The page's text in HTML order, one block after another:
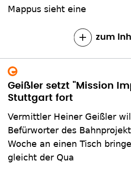
Mappus sieht eine
zum
Geißler setzt "Mission
Stuttgart fort
Vermittler Heiner Geißler
Befürworter des
Woche an einen Tisch
gleicht der Qua